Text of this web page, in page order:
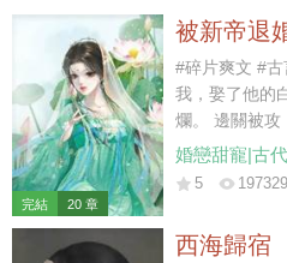
完結 20 章
被新帝退
#碎片爽文 #
我，娶了他的白月光。 自此，
爛。 邊關被攻，我爹：痛病犯了，起不來。
京內治安不好，
錢，我娘：窮，借不了。
了。 白月光二哥被新帝拎出去探案，三天嚇傻
婚戀甜寵|古
5 197329
西海歸宿